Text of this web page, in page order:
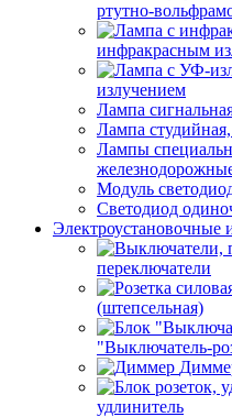
ртутно-
инфракрасным
излучением
Лампа
Лампа
Лампы
Модуль
Светодиод
Электроустановочные
переключатели
(штепсельная)
"Выключатель-
удлинитель